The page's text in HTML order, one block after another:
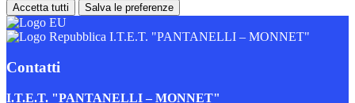
Accetta tutti Salva le preferenze
I.T.E.T. "PANTANELLI – MONNET"
Contatti
I.T.E.T. "PANTANELLI – MONNET"